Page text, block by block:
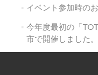
イベント参加時の
今年度最初の「
市で開催しました。